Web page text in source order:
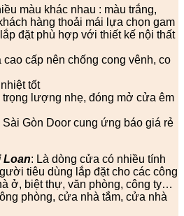
màu khác nhau : màu trắng,
hàng thoải mái lựa chọn gam
đặt phù hợp với thiết kế nội thất
cấp nên chống cong vênh, co
tốt
lượng nhẹ, đóng mở cửa êm
Gòn Door cung ứng báo giá rẻ
Loan: Là dòng cửa có nhiều tính
tiêu dùng lắp đặt cho các công
ở, biệt thự, văn phòng, công ty…
phòng, cửa nhà tắm, cửa nhà